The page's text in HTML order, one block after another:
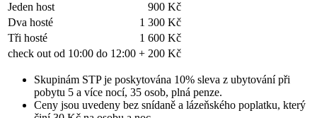
Jeden host
900 Kč
Dva hosté
1 300 Kč
Tři hosté
1 600 Kč
check out od 10:00 do 12:00 + 200 Kč
Skupinám STP je poskytována 10% sleva z ubytování při
pobytu 5 a více nocí, 35 osob, plná penze.
Ceny jsou uvedeny bez snídaně a lázeňského poplatku, který